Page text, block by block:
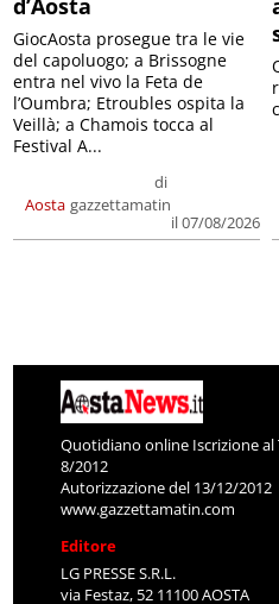
d’Aosta
Aosta
di
gazzettamatin
il 07/08/2026
GiocAosta prosegue tra le vie
del capoluogo; a Brissogne
entra nel vivo la Feta de
l’Oumbra; Etroubles ospita la
Veillà; a Chamois tocca al
Festival A...
Quotidiano online Iscrizione al
8/2012
Autorizzazione del 13/12/2012
www.gazzettamatin.com
Editore
LG PRESSE S.R.L.
via Festaz, 52 11100 AOSTA